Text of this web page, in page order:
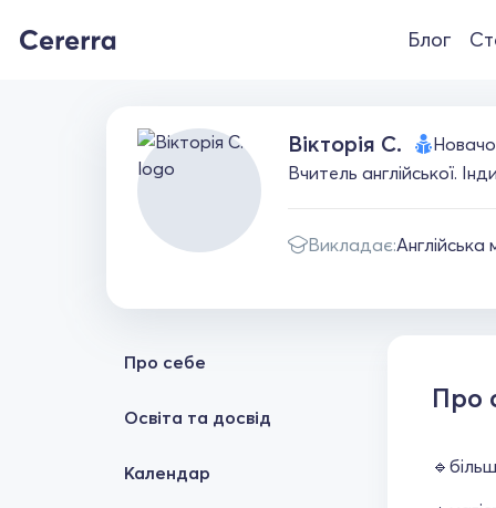
Блог
Вікторія С.
Вчитель англійської.
Викладає:Англійська
Про себе
Освіта та досвід
Календар
Про